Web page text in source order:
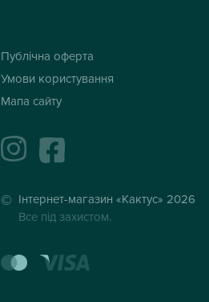
Публічна оферта
Умови користування
Мапа сайту
instagramfacebook
Інтернет-магазин «Кактус» 2026
Все під захистом.
mastercard